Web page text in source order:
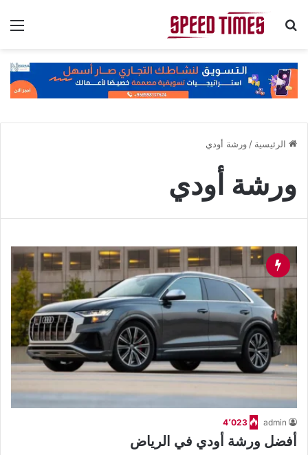
بحث عن
الرئيسية / ورشة أودي
ورشة أودي
admin 4٬023
أفضل ورشة أودي في الرياض